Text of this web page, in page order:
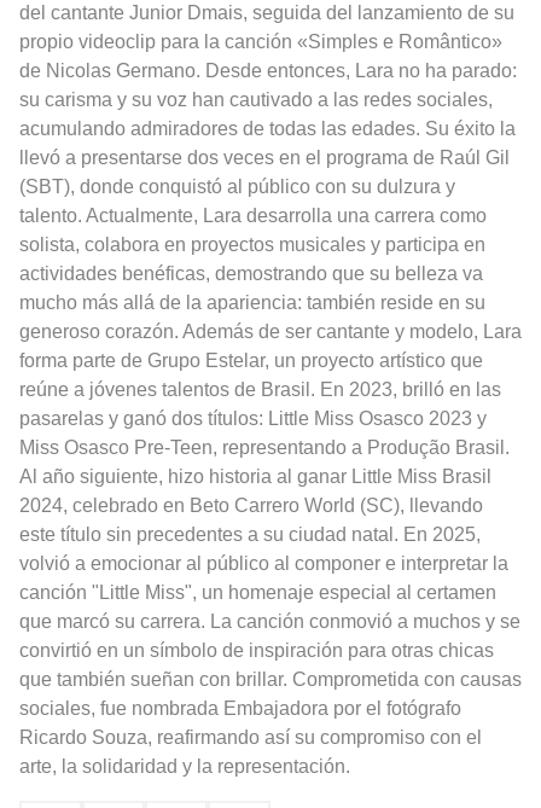
del cantante Junior Dmais, seguida del lanzamiento de su
propio videoclip para la canción «Simples e Romântico»
de Nicolas Germano. Desde entonces, Lara no ha parado:
su carisma y su voz han cautivado a las redes sociales,
acumulando admiradores de todas las edades. Su éxito la
llevó a presentarse dos veces en el programa de Raúl Gil
(SBT), donde conquistó al público con su dulzura y
talento. Actualmente, Lara desarrolla una carrera como
solista, colabora en proyectos musicales y participa en
actividades benéficas, demostrando que su belleza va
mucho más allá de la apariencia: también reside en su
generoso corazón. Además de ser cantante y modelo, Lara
forma parte de Grupo Estelar, un proyecto artístico que
reúne a jóvenes talentos de Brasil. En 2023, brilló en las
pasarelas y ganó dos títulos: Little Miss Osasco 2023 y
Miss Osasco Pre-Teen, representando a Produção Brasil.
Al año siguiente, hizo historia al ganar Little Miss Brasil
2024, celebrado en Beto Carrero World (SC), llevando
este título sin precedentes a su ciudad natal. En 2025,
volvió a emocionar al público al componer e interpretar la
canción "Little Miss", un homenaje especial al certamen
que marcó su carrera. La canción conmovió a muchos y se
convirtió en un símbolo de inspiración para otras chicas
que también sueñan con brillar. Comprometida con causas
sociales, fue nombrada Embajadora por el fotógrafo
Ricardo Souza, reafirmando así su compromiso con el
arte, la solidaridad y la representación.